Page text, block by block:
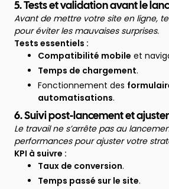
5. Tests et validation avant le
Avant de mettre votre site en ligne,
pour éviter les mauvaises surprises.
Tests essentiels :
Compatibilité mobile et
Temps de chargement.
Fonctionnement des
automatisations.
6. Suivi post-lancement et
Le travail ne s’arrête pas au
performances pour ajuster votre
KPI à suivre :
Taux de conversion.
Temps passé sur le site.